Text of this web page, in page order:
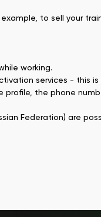
to sell your
working.
services - this is
profile, the phone
Federation) are